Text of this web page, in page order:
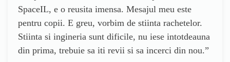
SpaceIL, e o reusita imensa. Mesajul meu este
pentru copii. E greu, vorbim de stiinta rachetelor.
Stiinta si ingineria sunt dificile, nu iese intotdeauna
din prima, trebuie sa iti revii si sa incerci din nou.”